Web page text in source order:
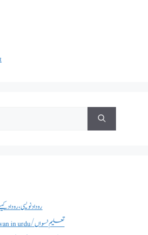
روداد نویسی ،روداد
essay on taleem e niswan in urdu/تعلیم نسواں